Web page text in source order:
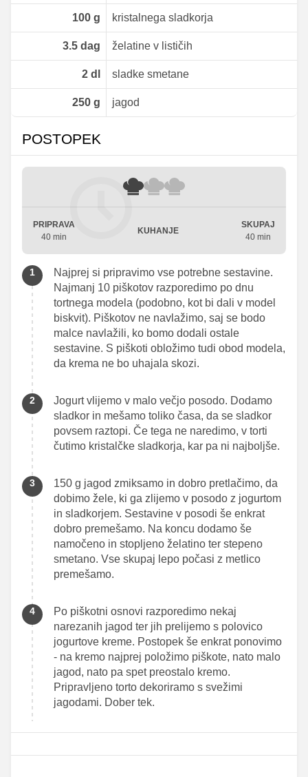
100g kristalnega sladkorja
3.5dag želatine v lističih
2dl sladke smetane
250g jagod
POSTOPEK
PRIPRAVA
40 min
KUHANJE
SKUPAJ
40 min
Najprej si pripravimo vse potrebne sestavine.
Najmanj 10 piškotov razporedimo po dnu
tortnega modela (podobno, kot bi dali v model
biskvit). Piškotov ne navlažimo, saj se bodo
malce navlažili, ko bomo dodali ostale
sestavine. S piškoti obložimo tudi obod modela,
da krema ne bo uhajala skozi.
Jogurt vlijemo v malo večjo posodo. Dodamo
sladkor in mešamo toliko časa, da se sladkor
povsem raztopi. Če tega ne naredimo, v torti
čutimo kristalčke sladkorja, kar pa ni najboljše.
150 g jagod zmiksamo in dobro pretlačimo, da
dobimo žele, ki ga zlijemo v posodo z jogurtom
in sladkorjem. Sestavine v posodi še enkrat
dobro premešamo. Na koncu dodamo še
namočeno in stopljeno želatino ter stepeno
smetano. Vse skupaj lepo počasi z metlico
premešamo.
Po piškotni osnovi razporedimo nekaj
narezanih jagod ter jih prelijemo s polovico
jogurtove kreme. Postopek še enkrat ponovimo
- na kremo najprej položimo piškote, nato malo
jagod, nato pa spet preostalo kremo.
Pripravljeno torto dekoriramo s svežimi
jagodami. Dober tek.